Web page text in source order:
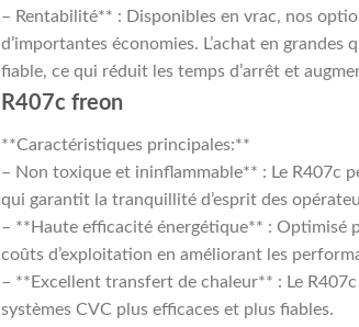
– Rentabilité** : Disponibles en vrac, nos
d’importantes économies. L’achat en
fiable, ce qui réduit les temps d’arrêt et
R407c freon
**Caractéristiques principales:**
– Non toxique et ininflammable** : Le R407c
qui garantit la tranquillité d’esprit des
– **Haute efficacité énergétique** : Optimisé
coûts d’exploitation en améliorant les
– **Excellent transfert de chaleur** : Le
systèmes CVC plus efficaces et plus fiables.